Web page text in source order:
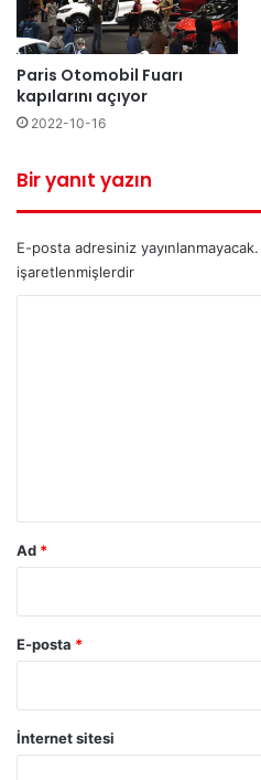
Paris Otomobil Fuarı
kapılarını açıyor
2022-10-16
Bir yanıt yazın
E-posta adresiniz yayınlanmayacak.
işaretlenmişlerdir
Ad *
E-posta *
İnternet sitesi